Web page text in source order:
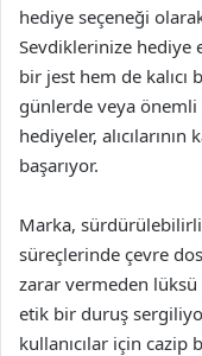
hediye seçeneği
Sevdiklerinize hediye
bir jest hem de kalıcı
günlerde veya
hediyeler,
başarıyor.
Marka,
süreçlerinde çevre
zarar vermeden lüksü
etik bir duruş
kullanıcılar için cazip